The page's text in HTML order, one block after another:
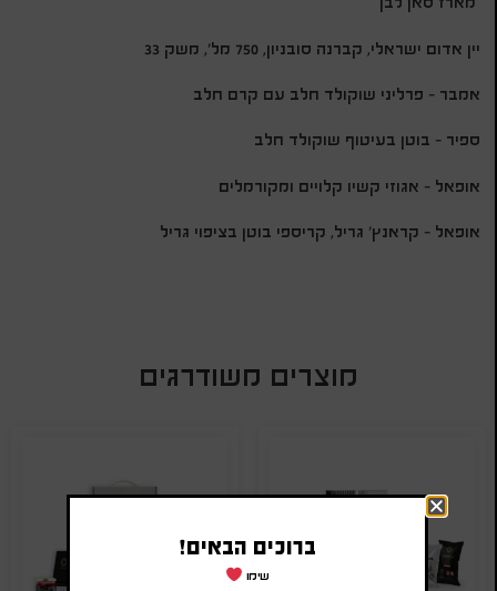
יין אדום ישראלי, קברנה סובניון, 750 מל', משק 33
אמבר – פרליני שוקולד חלב עם קרם חלב
ספיר – בוטן בעיטוף שוקולד חלב
אופאל – אגוזי קשיו קלויים ומקורמלים
אופאל – קראנץ' גריל, קריספי בוטן בציפוי גריל
מוצרים משודרגים
ברוכים הבאים!
שימו